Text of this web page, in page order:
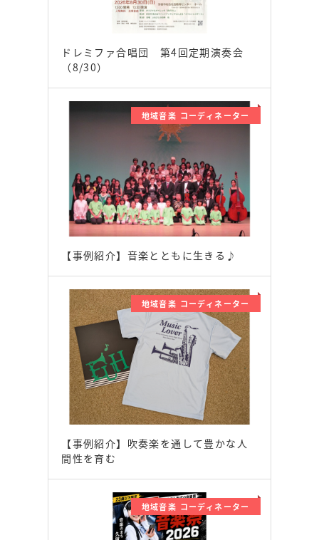
ドレミファ合唱団 第4回定期演奏会
（8/30）
地域音楽 コーディネーター
【事例紹介】音楽とともに生きる♪
地域音楽 コーディネーター
【事例紹介】吹奏楽を通して豊かな人
間性を育む
地域音楽 コーディネーター